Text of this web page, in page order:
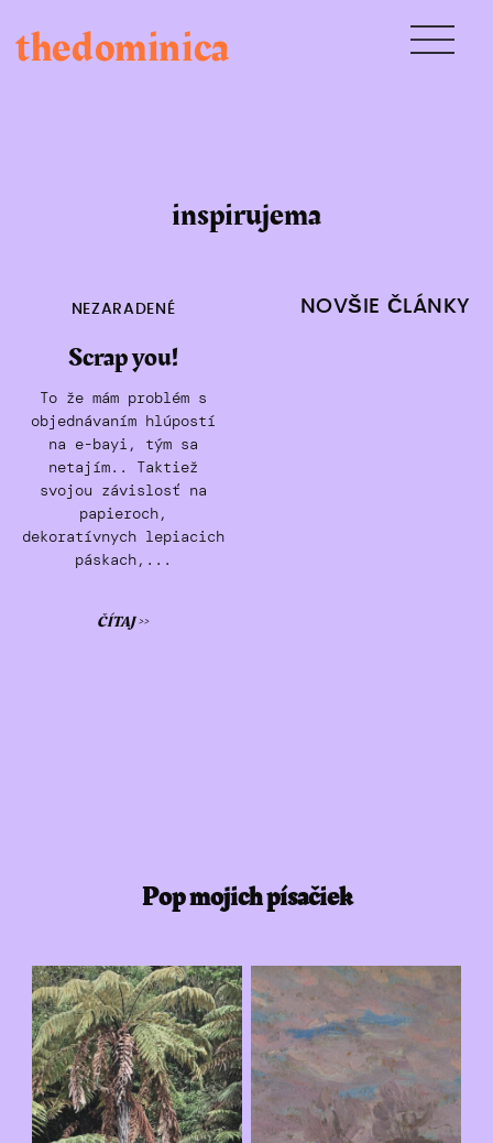
to
content
thedominica
inspirujema
NEZARADENÉ
Scrap you!
To že mám problém s
objednávaním hlúpostí
na e-bayi, tým sa
netajím.. Taktiež
svojou závislosť na
papieroch,
dekoratívnych lepiacich
páskach,...
ČÍTAJ >>
Navigácia
NOVŠIE ČLÁNKY
Pop mojich písačiek